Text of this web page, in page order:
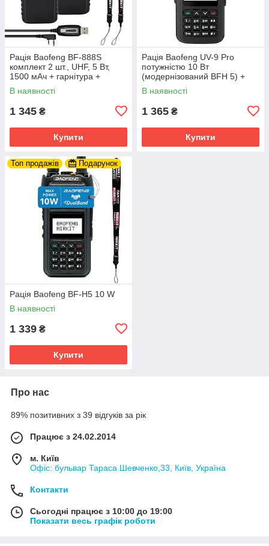
Рація Baofeng BF-888S
комплект 2 шт., UHF, 5 Вт,
1500 мАч + гарнітура +
Кабель для програмування
В наявності
1 345 ₴
Купити
Рація Baofeng UV-9 Pro
потужністю 10 Вт
(модернізований BFH 5) +
ремінець на руку
В наявності
1 365 ₴
Купити
Топ продажів Подарунок
Рація Baofeng BF-H5 10 W
В наявності
1 339 ₴
Купити
Про нас
89% позитивних з 39 відгуків за рік
Працює з 24.02.2014
м. Київ
Офіс: бульвар Тараса Шевченко,33, Київ, Україна
Контакти
Сьогодні працює з 10:00 до 19:00
Показати весь графік роботи